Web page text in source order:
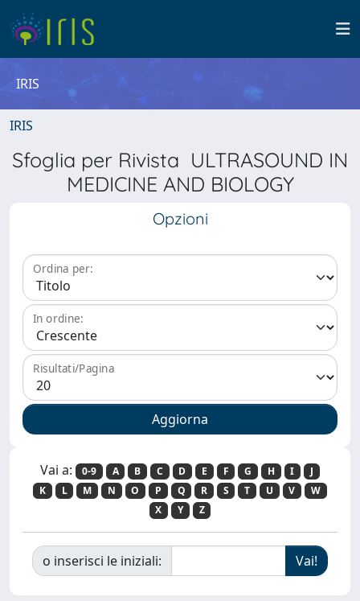
IRIS
IRIS
Sfoglia per Rivista ULTRASOUND IN
MEDICINE AND BIOLOGY
Opzioni
Ordina per:
In ordine:
Risultati/Pagina
Vai a: 0-9 A B C D E F G H I
J
K
L M N O P Q R S T U V
W
X
Y Z
o inserisci le iniziali: